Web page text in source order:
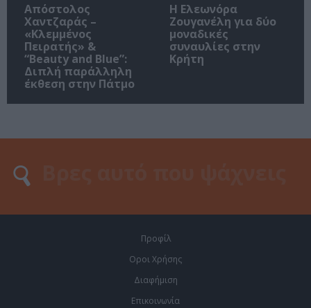
Απόστολος
Χαντζαράς –
«Κλεμμένος
Πειρατής» &
“Beauty and Blue”:
Διπλή παράλληλη
έκθεση στην Πάτμο
Η Ελεωνόρα
Ζουγανέλη για δύο
μοναδικές
συναυλίες στην
Κρήτη
Προφίλ
Οροι Χρήσης
Διαφήμιση
Επικοινωνία